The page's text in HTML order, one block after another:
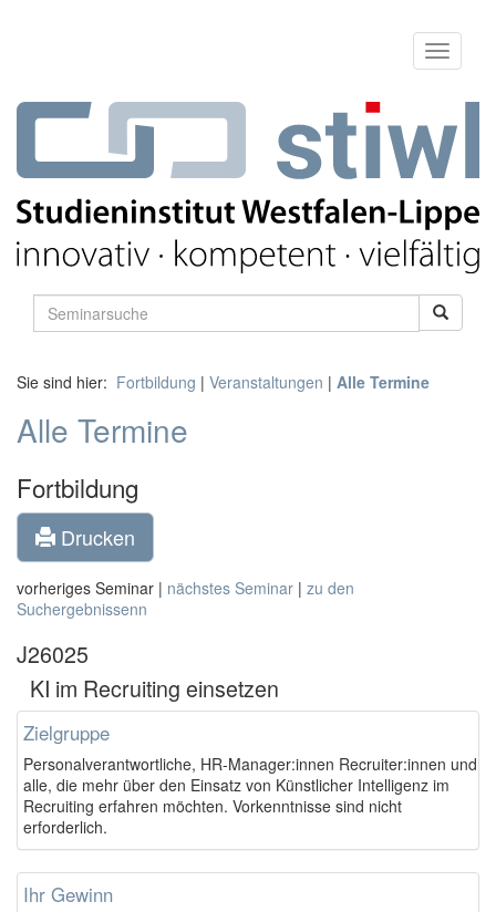
Sie sind hier: Fortbildung | Veranstaltungen | Alle Termine
Alle Termine
Fortbildung
Drucken
vorheriges Seminar | nächstes Seminar | zu den
Suchergebnissenn
J26025
KI im Recruiting einsetzen
Zielgruppe
Personalverantwortliche, HR-Manager:innen Recruiter:innen und
alle, die mehr über den Einsatz von Künstlicher Intelligenz im
Recruiting erfahren möchten. Vorkenntnisse sind nicht
erforderlich.
Ihr Gewinn